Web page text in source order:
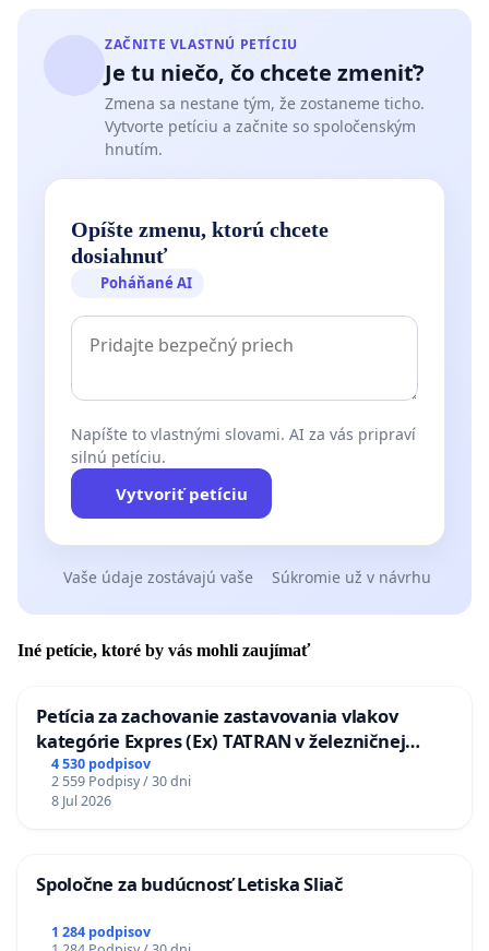
ZAČNITE VLASTNÚ PETÍCIU
Je tu niečo, čo chcete zmeniť?
Zmena sa nestane tým, že zostaneme ticho.
Vytvorte petíciu a začnite so spoločenským
hnutím.
Opíšte zmenu, ktorú chcete
dosiahnuť
Poháňané AI
Napíšte to vlastnými slovami. AI za vás pripraví
silnú petíciu.
Vytvoriť petíciu
Vaše údaje zostávajú vaše Súkromie už v návrhu
Iné petície, ktoré by vás mohli zaujímať
Petícia za zachovanie zastavovania vlakov
kategórie Expres (Ex) TATRAN v železničnej
stanici Púchov
4 530 podpisov
2 559 Podpisy / 30 dni
8 Jul 2026
Spoločne za budúcnosť Letiska Sliač
1 284 podpisov